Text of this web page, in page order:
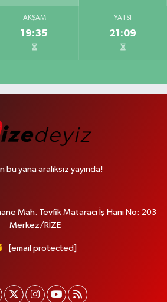
AKŞAM
19:35
YATSI
21:09
yana aralıksız yayında!
Mah. Tevfik Mataracı İş Hanı No: 203
Merkez/RİZE
[email protected]